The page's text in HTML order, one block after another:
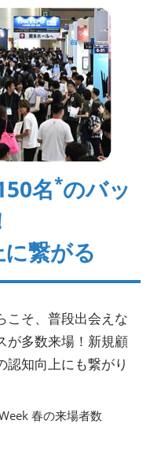
名*のバッ
繋がる
こそ、普段出会えな
が多数来場！新規顧
認知向上にも繋がり
春の来場者数